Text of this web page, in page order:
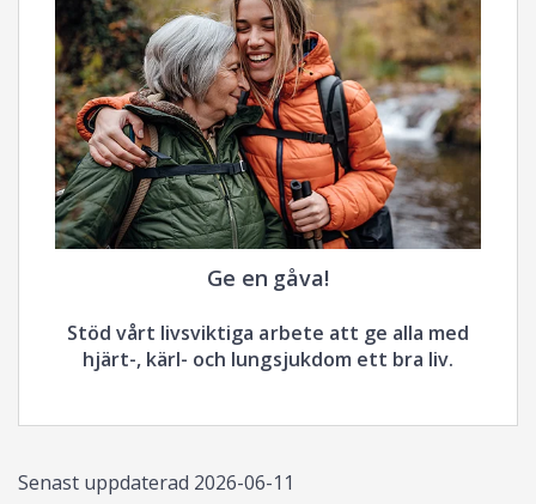
Ge en gåva!
Stöd vårt livsviktiga arbete att ge alla med
hjärt-, kärl- och lungsjukdom ett bra liv.
Senast uppdaterad 2026-06-11